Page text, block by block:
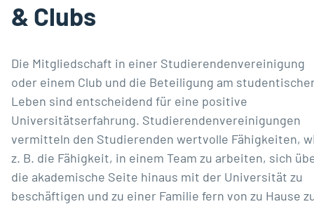
& Clubs
Die Mitgliedschaft in einer Studierendenvereinigung
oder einem Club und die Beteiligung am
Leben sind entscheidend für eine positive
Universitätserfahrung. Studierendenvereinigungen
vermitteln den Studierenden wertvolle Fähigkeiten,
z. B. die Fähigkeit, in einem Team zu arbeiten, sich
die akademische Seite hinaus mit der Universität zu
beschäftigen und zu einer Familie fern von zu Hause